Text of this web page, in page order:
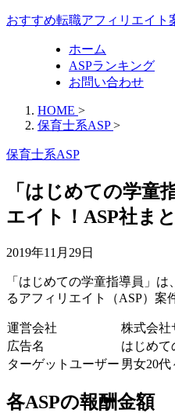
おすすめ転職アフィリエイト
ホーム
ASPランキング
お問い合わせ
HOME >
保育士系ASP >
保育士系ASP
「はじめての学童
エイト！ASP社ま
2019年11月29日
「はじめての学童指導員」
るアフィリエイト（ASP）案
運営会社
株式会社
広告名
はじめて
ターゲットユーザー 男女20代
各ASPの報酬金額